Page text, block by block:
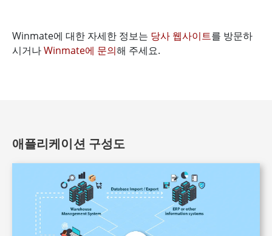
Winmate에 대한 자세한 정보는 당사 웹사이트를 방문하
시거나Winmate에 문의해 주세요.
애플리케이션 구성도